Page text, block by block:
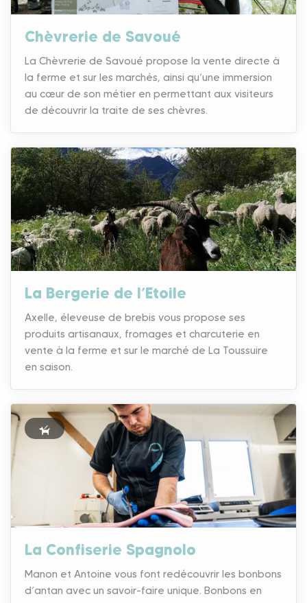
Chèvrerie de Savoué
La Chèvrerie de Savoué propose la vente directe à
la ferme et sur les marchés, ainsi qu’une immersion
au cœur de son métier en permettant aux visiteurs
de découvrir la traite de ses chèvres.
La Bergerie de l’Etoile
Axelle, éleveuse de brebis vous propose ses
produits artisanaux, fromages et charcuterie en
vente à la ferme et sur le marché de La Toussuire
en saison.
La Confiserie Spagnolo
Manon et Antoine vous font redécouvrir les bonbons
d’antan avec un savoir-faire unique. Bonbons en